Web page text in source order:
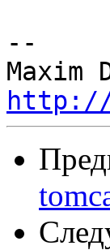
--
http://